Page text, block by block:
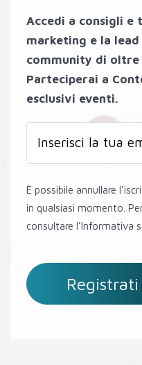
Accedi a consigli e
marketing e la
community di
Parteciperai a
esclusivi eventi.
È possibile annullare
in qualsiasi momento.
consultare l’Informativa